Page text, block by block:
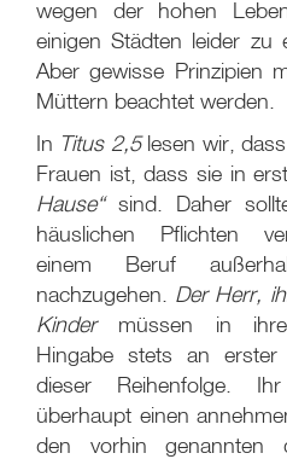
wegen der hohen
einigen Städten leider zu
Aber gewisse Prinzipien
Müttern beachtet werden.
In Titus 2,5lesen wir,
Frauen ist, dass sie in
Hause“sind. Daher
häuslichen Pflichten
einem Beruf
nachzugehen. Der Herr,
Kinder müssen in
Hingabe stets an
dieser Reihenfolge.
überhaupt einen
den vorhin genannten